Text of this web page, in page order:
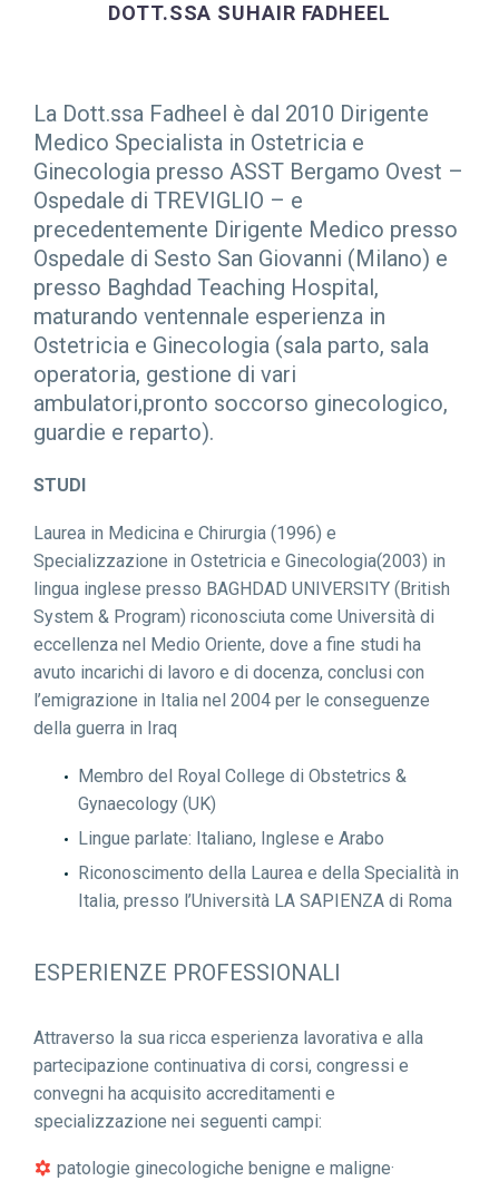
DOTT.SSA SUHAIR FADHEEL
La Dott.ssa Fadheel è dal 2010 Dirigente
Medico Specialista in Ostetricia e
Ginecologia presso ASST Bergamo Ovest –
Ospedale di TREVIGLIO – e
precedentemente Dirigente Medico presso
Ospedale di Sesto San Giovanni (Milano) e
presso Baghdad Teaching Hospital,
maturando ventennale esperienza in
Ostetricia e Ginecologia (sala parto, sala
operatoria, gestione di vari
ambulatori,pronto soccorso ginecologico,
guardie e reparto).
STUDI
Laurea in Medicina e Chirurgia (1996) e
Specializzazione in Ostetricia e Ginecologia(2003) in
lingua inglese presso BAGHDAD UNIVERSITY (British
System & Program) riconosciuta come Università di
eccellenza nel Medio Oriente, dove a fine studi ha
avuto incarichi di lavoro e di docenza, conclusi con
l’emigrazione in Italia nel 2004 per le conseguenze
della guerra in Iraq
Membro del Royal College di Obstetrics &
Gynaecology (UK)
Lingue parlate: Italiano, Inglese e Arabo
Riconoscimento della Laurea e della Specialità in
Italia, presso l’Università LA SAPIENZA di Roma
ESPERIENZE PROFESSIONALI
Attraverso la sua ricca esperienza lavorativa e alla
partecipazione continuativa di corsi, congressi e
convegni ha acquisito accreditamenti e
specializzazione nei seguenti campi:
patologie ginecologiche benigne e maligne·